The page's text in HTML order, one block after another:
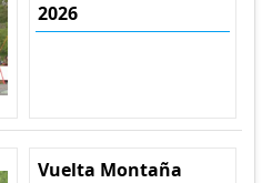
2026
Vuelta Montaña